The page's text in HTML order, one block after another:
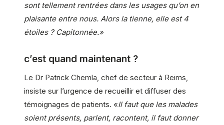
sont tellement rentrées dans les usages qu’on en
plaisante entre nous. Alors la tienne, elle est 4
étoiles ? Capitonnée.»
c’est quand maintenant ?
Le Dr Patrick Chemla, chef de secteur à Reims,
insiste sur l’urgence de recueillir et diffuser des
témoignages de patients. «Il faut que les malades
soient présents, parlent, racontent, il faut donner